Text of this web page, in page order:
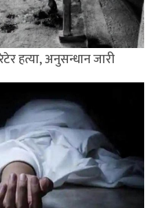
हत्या, अनुसन्धान जारी